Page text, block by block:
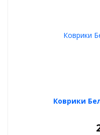
Коврики